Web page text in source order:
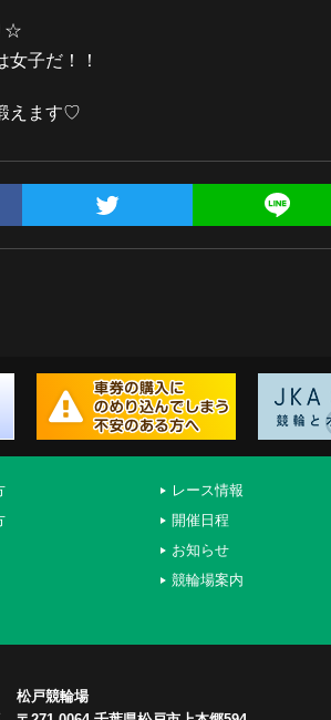
☆
女子だ！！
えます♡
レース情報
開催日程
お知らせ
競輪場案内
松戸競輪場